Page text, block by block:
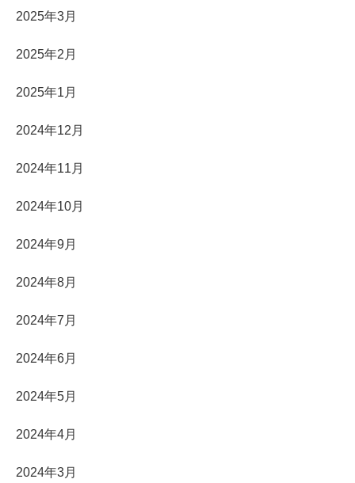
2025年3月
2025年2月
2025年1月
2024年12月
2024年11月
2024年10月
2024年9月
2024年8月
2024年7月
2024年6月
2024年5月
2024年4月
2024年3月